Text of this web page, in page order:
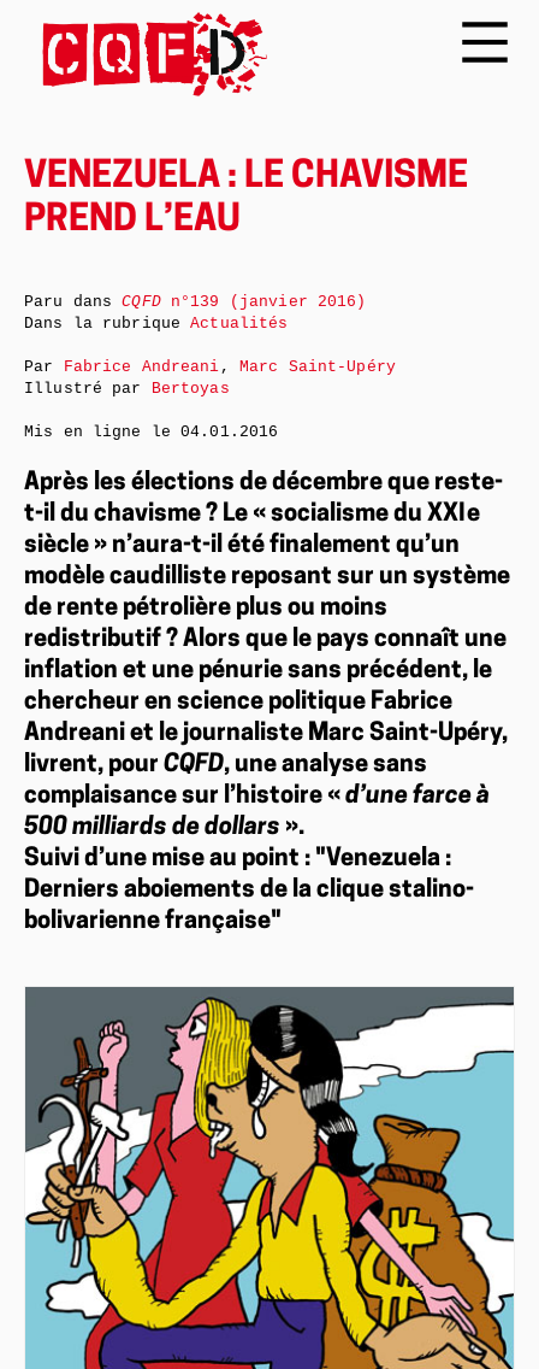
VENEZUELA : LE CHAVISME
PREND L’EAU
Après les élections de décembre que reste-
t-il du chavisme ? Le « socialisme du XXI e
siècle » n’aura-t-il été finalement qu’un
modèle caudilliste reposant sur un système
de rente pétrolière plus ou moins
redistributif ? Alors que le pays connaît une
inflation et une pénurie sans précédent, le
chercheur en science politique Fabrice
Andreani et le journaliste Marc Saint-Upéry,
livrent, pour CQFD, une analyse sans
complaisance sur l’histoire « d’une farce à
500 milliards de dollars ».
Suivi d’une mise au point : "Venezuela :
Derniers aboiements de la clique stalino-
bolivarienne française"
Paru dansCQFDn°139 (janvier 2016)
Dans la rubriqueActualités
Par Fabrice Andreani , Marc Saint-Upéry
Illustré par Bertoyas
Mis en ligne le04.01.2016